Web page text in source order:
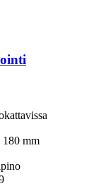
180 mm